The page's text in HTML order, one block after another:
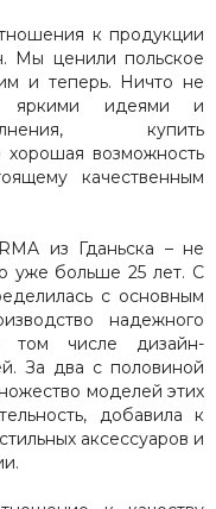
к продукции
Мы ценили польское
и теперь. Ничто не
яркими идеями и
купить
хорошая возможность
качественным
из Гданьска – не
уже больше 25 лет. С
с основным
надежного
том числе дизайн-
За два с половиной
моделей этих
добавила к
аксессуаров и